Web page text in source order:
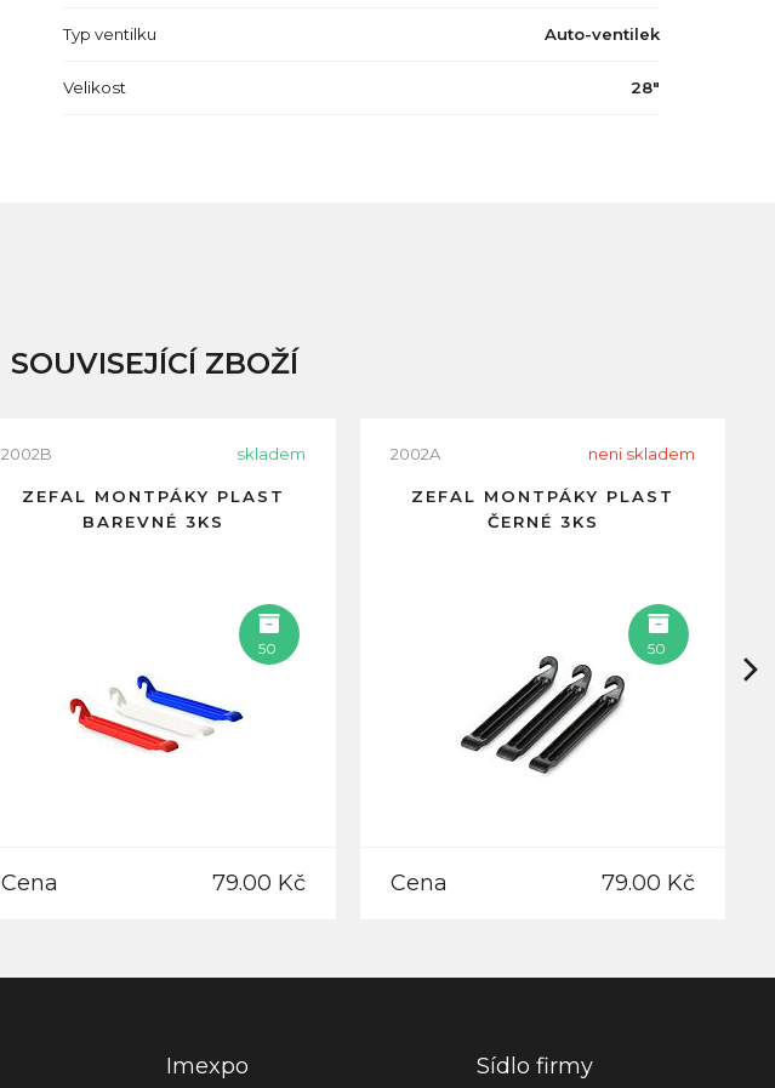
Typ ventilku Auto-ventilek
Velikost 28"
SOUVISEJÍCÍ ZBOŽÍ
2002B skladem
ZEFAL MONTPÁKY PLAST
BAREVNÉ 3KS
50
Cena 79.00 Kč
2002A neni skladem
ZEFAL MONTPÁKY PLAST
ČERNÉ 3KS
50
Cena 79.00 Kč
Imexpo Sídlo firmy